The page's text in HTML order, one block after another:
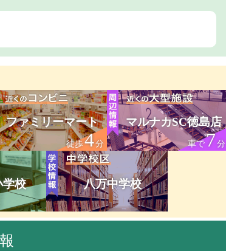
ファミリーマート
徒歩4分
マルナカSC徳島店
車で7分
学校 八万中学校